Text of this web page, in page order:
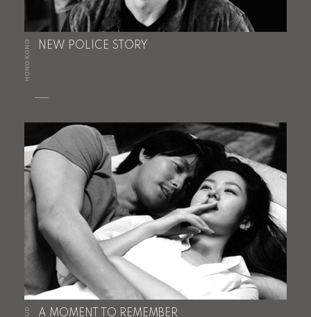
HONG KONG NEW POLICE STORY
A MOMENT TO REMEMBER